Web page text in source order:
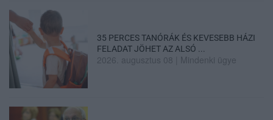
35 PERCES TANÓRÁK ÉS KEVESEBB HÁZI
FELADAT JÖHET AZ ALSÓ ...
2026. augusztus 08 Mindenki ügye